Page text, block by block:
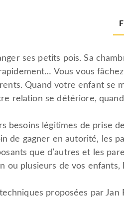
ses petits pois. Sa
Vous vous
Quand votre enfant se
relation se détériore,
besoins légitimes de prise de
de gagner en autorité, les
que d’autres et les
ou plusieurs de vos enfants,
proposées par Jan